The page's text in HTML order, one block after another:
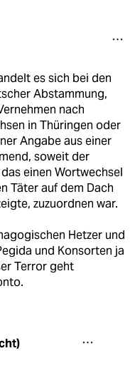
es sich bei den
Abstammung,
nach
in Thüringen oder
Angabe aus einer
soweit der
einen Wortwechsel
Täter auf dem Dach
zuzuordnen war.
Hetzer und
und Konsorten ja
Terror geht